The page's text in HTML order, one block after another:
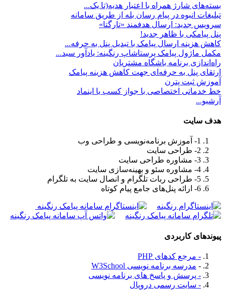
بسته‌های شارژ همراه با اعتبار هدیه(تا یک...
تبلیغات انبوه در پیام رسان بله از طریق سامانه
سرویس جدید: ارسال هدفمند «تارگتا»
پنل پیامکی با ظاهر جدید!
کاهش هزینه ارسال پیامک با تبدیل پنل به حرفه...
مکمل ماژول پیامک پرستاشاپ رنگینه: یادآور سبد...
راه‌اندازی برنامه باشگاه مشتریان
ارتقای پنل به حرفه‌ای جهت کاهش هزینه پیامک
آموزش ثبت پترن
خط خدماتی اختصاصی با جواز کسب یا اینماد
آرشیو...
هدف سايت
1- آموزش برنامه‌نویسی و طراحی وب
2- طراحی سایت
3- مشاوره طراحی سایت
4- مشاوره سئو و بهینه‌سازی سایت
5- طراحی ربات تلگرام و انصال سایت به تلگرام
6- ارائه پنل‌های جامع پیام کوتاه
پیوندهای کاربردی
- مرجع کدهای PHP
- مدرسه برنامه نویسی W3School
- پرسش و پاسخ های برنامه نویسی
- سایت رسمی دروپال